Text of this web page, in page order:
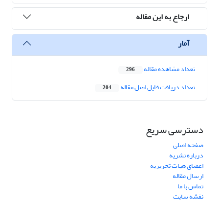
ارجاع به این مقاله
آمار
تعداد مشاهده مقاله 296
تعداد دریافت فایل اصل مقاله 204
دسترسی سریع
صفحه اصلی
درباره نشریه
اعضای هیات تحریریه
ارسال مقاله
تماس با ما
نقشه سایت